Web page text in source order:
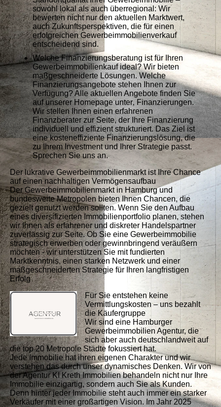
sowohl lokal als auch überregional: Wir
bewerten nicht nur den aktuellen Marktwert,
auch Zukunftsperspektiven, die für einen
erfolgreichen Gewerbeimmobilienverkauf
entscheidend sind.
Welche Finanzierungsberatung ist für Ihren
Gewerbeimmobilienkauf ideal? Wir bieten
maßgeschneiderte Lösungen. Welche
Finanzierungsangebote stehen Ihnen zur
Verfügung? Alle aktuellen Angebote finden Sie
auf unserer Homepage unter‚ Finanzierungen.
Wir stellen Ihnen einen erfahrenen
Finanzberater zur Seite, der Ihre Finanzierung
individuell und effizient strukturiert. Das Ziel ist
eine kosteneffiziente Finanzierungslösung, die
zu Ihrem Investment und Ihrer Strategie passt.
Sprechen Sie uns an.
Der lukrative Gewerbeimmobilienmarkt ist Ihre Chance
auf einen nachhaltigen Vermögensaufbau
Der Gewerbeimmobilienmarkt in Hamburg und
bundesweite Metropolen bieten Ihnen Chancen, die
gezielt genutzt werden sollten. Wenn Sie den Aufbau
eines diversifizierten Immobilienportfolio planen, stehen
wir Ihnen als erfahrener und diskreter Handelspartner
zuverlässig zur Seite. Ob Sie eine Gewerbeimmobilie
strategisch erwerben oder gewinnbringend veräußern
möchten - wir unterstützen Sie mit fundierten
Marktkenntnis, einen starken Netzwerk und einer
maßgeschneiderten Strategie für Ihren langfristigen
Erfolg
Für Sie entstehen keine
Vermittlungskosten – uns bezahlt
die Käufergruppe
Wir sind eine Hamburger
Gewerbeimmobilien Agentur, die
sich aber auch deutschlandweit auf
die top 20 Metropole Städte fokussiert hat.
Jede Immobilie hat ihren eigenen Charakter und wir
verstehen das durch unser dynamisches Denken. Wir von
der Agentur KI Kreth Immobilien behandeln nicht nur Ihre
Immobilie einzigartig, sondern auch Sie als Kunden.
Denn hinter jeder Immobilie steht auch immer ein starker
Verkäufer mit einer großartigen Vision. Im Jahr 2025